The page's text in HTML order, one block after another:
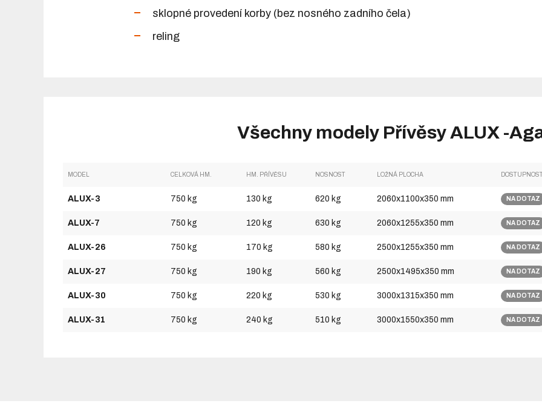
sklopné provedení korby (bez nosného zadního čela)
reling
Všechny modely Přívěsy ALUX -
MODEL CELKOVÁ HM. HM. PŘÍVĚSU NOSNOST LOŽNÁ PLOCHA
ALUX-3 750 kg 130 kg 620 kg 2060x1100x350 mm NA DOTAZ
ALUX-7 750 kg 120 kg 630 kg 2060x1255x350 mm NA DOTAZ
ALUX-26 750 kg 170 kg 580 kg 2500x1255x350 mm NA DOTAZ
ALUX-27 750 kg 190 kg 560 kg 2500x1495x350 mm NA DOTAZ
ALUX-30 750 kg 220 kg 530 kg 3000x1315x350 mm NA DOTAZ
ALUX-31 750 kg 240 kg 510 kg 3000x1550x350 mm NA DOTAZ